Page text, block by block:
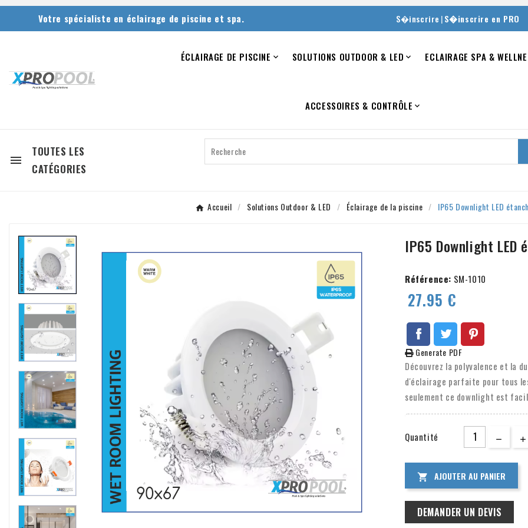
Votre spécialiste en éclairage de piscine et spa. S�inscrire |S�inscrire en PRO
ÉCLAIRAGE DE PISCINE  SOLUTIONS OUTDOOR & LED  ECLAIRAGE SPA &
ACCESSOIRES & CONTRÔLE 

TOUTES LES
CATÉGORIES
Accueil Solutions Outdoor & LED Éclairage de la piscine IP65 Downlight LED
IP65 Downlight LED
Référence: SM-1010
27.95 €
Generate PDF
Découvrez la polyvalence et la
d'éclairage parfaite pour tous
seulement ce downlight est
tous les styles. Fabriquée en
l'étanchéité et des
recherchiez un éclairage fiable
Quantité
 AJOUTER AU PANIER
DEMANDER UN DEVIS